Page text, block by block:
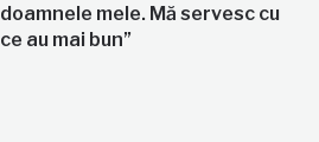
doamnele mele. Mă servesc cu
ce au mai bun”